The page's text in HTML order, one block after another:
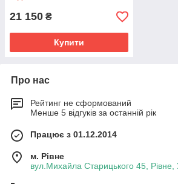
21 150 ₴
Купити
Про нас
Рейтинг не сформований
Менше 5 відгуків за останній рік
Працює з 01.12.2014
м. Рівне
вул.Михайла Старицького 45, Рівне,